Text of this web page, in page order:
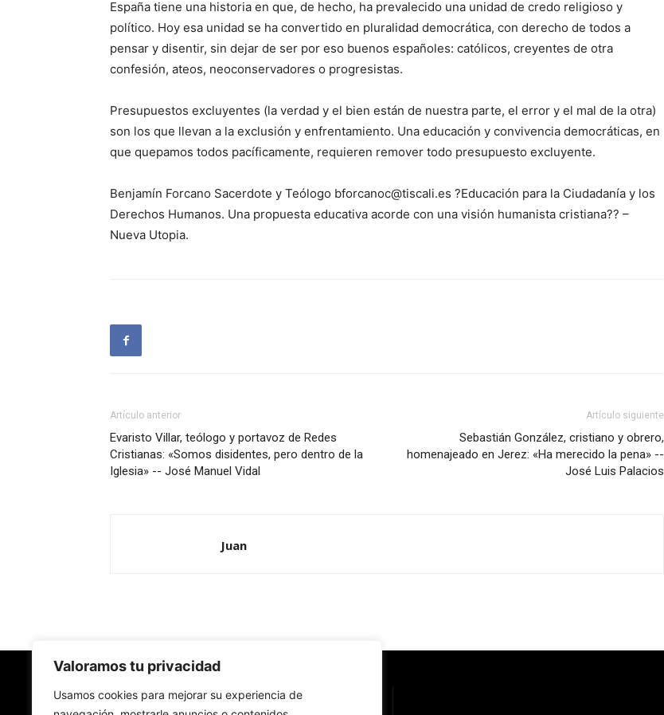
Valoramos tu privacidad
Usamos cookies para mejorar su experiencia de
España tiene una historia en que, de hecho, ha prevalecido una unidad de credo religioso y
político. Hoy esa unidad se ha convertido en pluralidad democrática, con derecho de todos a
pensar y disentir, sin dejar de ser por eso buenos españoles: católicos, creyentes de otra
confesión, ateos, neoconservadores o progresistas.
Presupuestos excluyentes (la verdad y el bien están de nuestra parte, el error y el mal de la otra)
son los que llevan a la exclusión y enfrentamiento. Una educación y convivencia democráticas, en
que quepamos todos pacíficamente, requieren remover todo presupuesto excluyente.
Benjamín Forcano Sacerdote y Teólogo bforcanoc@tiscali.es ?Educación para la Ciudadanía y los
Derechos Humanos. Una propuesta educativa acorde con una visión humanista cristiana?? –
Nueva Utopia.
Artículo anterior
Evaristo Villar, teólogo y portavoz de Redes
Cristianas: «Somos disidentes, pero dentro de la
Iglesia» -- José Manuel Vidal
Artículo siguiente
Sebastián González, cristiano y obrero,
homenajeado en Jerez: «Ha merecido la pena» --
José Luis Palacios
Juan